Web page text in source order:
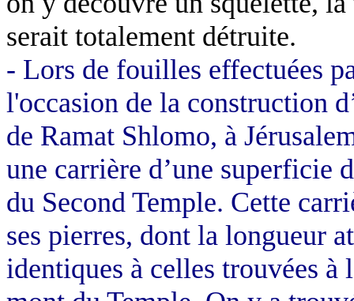
serait totalement détruite.
- Lors de fouilles effectuées
l'occasion de la construction
de Ramat Shlomo, à
une carrière d’une superficie
du Second Temple. Cette
ses pierres, dont la longueur
identiques à celles trouvées